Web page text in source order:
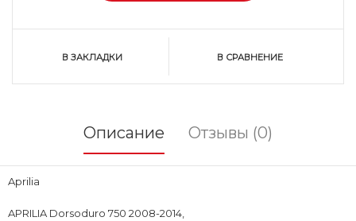
В ЗАКЛАДКИ В СРАВНЕНИЕ
Описание Отзывы (0)
Aprilia
APRILIA Dorsoduro 750 2008-2014,